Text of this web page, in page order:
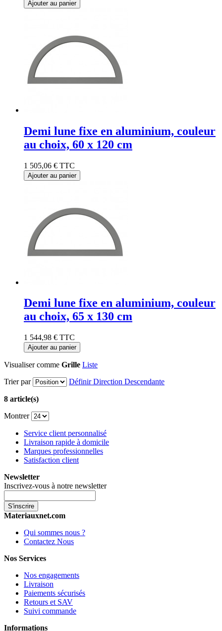
Ajouter au panier
Demi lune fixe en aluminium, couleur
au choix, 60 x 120 cm
1 505,06 € TTC
Ajouter au panier
Demi lune fixe en aluminium, couleur
au choix, 65 x 130 cm
1 544,98 € TTC
Ajouter au panier
Visualiser comme Grille Liste
Trier par
Définir Direction Descendante
8 article(s)
Montrer
Service client personnalisé
Livraison rapide à domicile
Marques professionnelles
Satisfaction client
Newsletter
Inscrivez-vous à notre newsletter
S'inscrire
Materiauxnet.com
Qui sommes nous ?
Contactez Nous
Nos Services
Nos engagements
Livraison
Paiements sécurisés
Retours et SAV
Suivi commande
Informations